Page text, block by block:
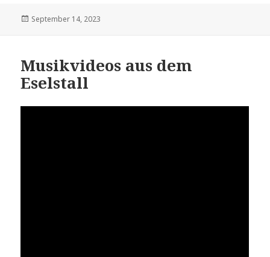
Veröffentlicht
September 14, 2023
Musikvideos aus dem
Eselstall